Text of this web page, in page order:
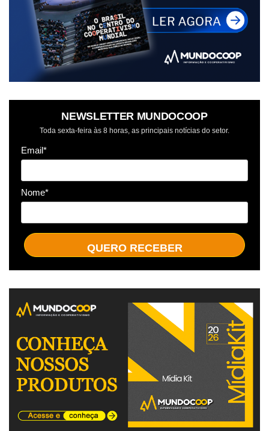
NEWSLETTER MUNDOCOOP
Toda sexta-feira às 8 horas, as principais notícias do setor.
Email*
Nome*
QUERO RECEBER